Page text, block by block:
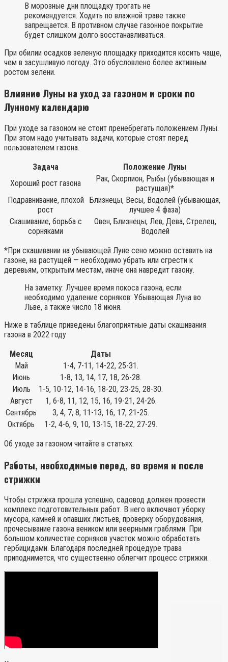
В морозные дни площадку трогать не
рекомендуется. Ходить по влажной траве также
запрещается. В противном случае газонное покрытие
будет слишком долго восстанавливаться.
При обилии осадков зеленую площадку приходится косить чаще,
чем в засушливую погоду. Это обусловлено более активным
ростом зелени.
Влияние Луны на уход за газоном и сроки по
Лунному календарю
При уходе за газоном не стоит пренебрегать положением Луны.
При этом надо учитывать задачи, которые стоят перед
пользователем газона.
Задача
Положение Луны
Хороший рост газона
Рак, Скорпион, Рыбы (убывающая и
растущая)*
Подравнивание, плохой
рост
Близнецы, Весы, Водолей (убывающая,
лучшее 4 фаза)
Скашивание, борьба с
сорняками
Овен, Близнецы, Лев, Дева, Стрелец,
Водолей
*При скашивании на убывающей Луне сено можно оставить на
газоне, на растущей — необходимо убрать или сгрести к
деревьям, открытым местам, иначе она навредит газону.
На заметку: Лучшее время покоса газона, если
необходимо удаление сорняков: Убывающая Луна во
Льве, а также число 18 июня.
Ниже в таблице приведены благоприятные даты скашивания
газона в 2022 году
Месяц
Даты
Май
1-4, 7-11, 14-22, 25-31.
Июнь
1-8, 13, 14, 17, 18, 26-28.
Июль
1-5, 10-12, 14-16, 18-20, 23-25, 28-30.
Август
1, 6-8, 11, 12, 15, 16, 19-21, 24-26.
Сентябрь
3, 4, 7, 8, 11-13, 16, 17, 21-25.
Октябрь
1-2, 4-6, 9, 10, 13-15, 18-22, 27-29.
Об уходе за газоном читайте в статьях:
Работы, необходимые перед, во время и после
стрижки
Чтобы стрижка прошла успешно, садовод должен провести
комплекс подготовительных работ. В него включают уборку
мусора, камней и опавших листьев, проверку оборудования,
прочесывание газона веником или веерными граблями. При
большом количестве сорняков участок можно обработать
гербицидами. Благодаря последней процедуре трава
приподнимется, что существенно облегчит процесс стрижки.